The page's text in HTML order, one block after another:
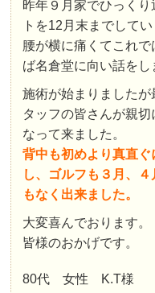
昨年９月家でひっく
トを12月末までしてい
腰が横に痛くてこれ
ば名倉堂に向い話をし
施術が始まりました
タッフの皆さんが親切
なって来ました。
背中も初めより真直
し、ゴルフも３月、
もなく出来ました。
大変喜んでおります。
皆様のおかげです。
80代 女性 K.T様